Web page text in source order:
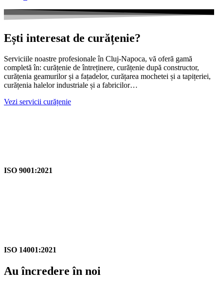
Ești interesat de curățenie?
Serviciile noastre profesionale în Cluj-Napoca, vă oferă gamă
completă în: curățenie de întreținere, curățenie după constructor,
curățenia geamurilor și a fațadelor, curățarea mochetei și a tapițeriei,
curățenia halelor industriale și a fabricilor…
Vezi servicii curățenie
ISO 9001:2021
ISO 14001:2021
Au încredere în noi